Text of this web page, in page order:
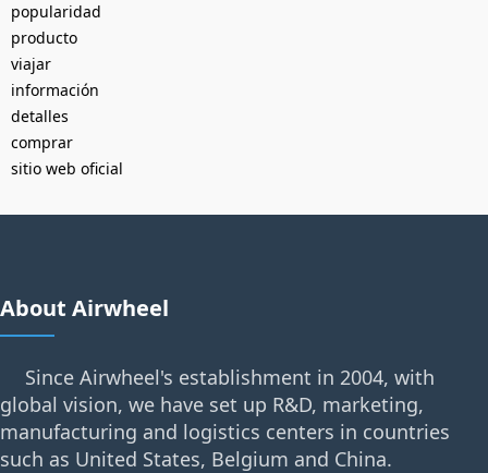
popularidad
producto
viajar
información
detalles
comprar
sitio web oficial
About Airwheel
Since Airwheel's establishment in 2004, with
global vision, we have set up R&D, marketing,
manufacturing and logistics centers in countries
such as United States, Belgium and China.